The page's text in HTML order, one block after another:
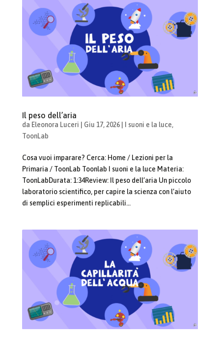
Il peso dell’aria
da Eleonora Luceri Giu 17, 2026| I suoni e la luce,
ToonLab
Cosa vuoi imparare? Cerca: Home / Lezioni per la
Primaria / ToonLab Toonlab I suoni e la luce Materia:
ToonLabDurata: 1:34Review: Il peso dell’aria Un piccolo
laboratorio scientifico, per capire la scienza con l’aiuto
di semplici esperimenti replicabili...